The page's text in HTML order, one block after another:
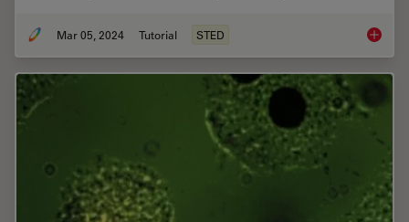
Mar 05, 2024 Tutorial STED The